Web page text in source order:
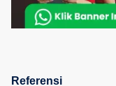
Referensi